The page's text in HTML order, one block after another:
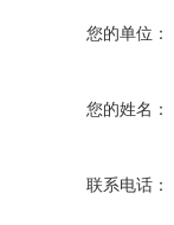
您的单位：
您的姓名：
联系电话：